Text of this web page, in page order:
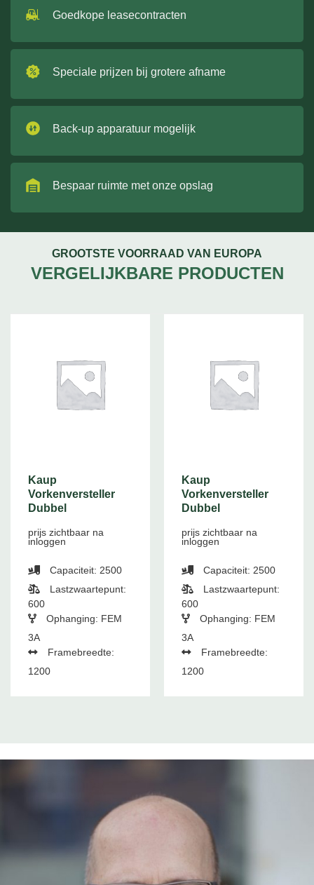
Goedkope leasecontracten
Speciale prijzen bij grotere afname
Back-up apparatuur mogelijk
Bespaar ruimte met onze opslag
GROOTSTE VOORRAAD VAN EUROPA
VERGELIJKBARE PRODUCTEN
Kaup
Vorkenversteller
Dubbel
prijs zichtbaar na
inloggen
Capaciteit: 2500
Lastzwaartepunt:
600
Ophanging: FEM
3A
Framebreedte:
1200
Kaup
Vorkenversteller
Dubbel
prijs zichtbaar na
inloggen
Capaciteit: 2500
Lastzwaartepunt:
600
Ophanging: FEM
3A
Framebreedte:
1200